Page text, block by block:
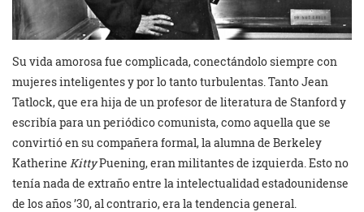
Su vida amorosa fue complicada, conectándolo siempre con
mujeres inteligentes y por lo tanto turbulentas. Tanto Jean
Tatlock, que era hija de un profesor de literatura de Stanford y
escribía para un periódico comunista, como aquella que se
convirtió en su compañera formal, la alumna de Berkeley
Katherine KittyPuening, eran militantes de izquierda. Esto no
tenía nada de extraño entre la intelectualidad estadounidense
de los años ’30, al contrario, era la tendencia general.